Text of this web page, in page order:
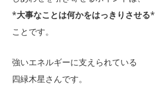
*大事なことは何かをはっきりさせる*
ことです。
強いエネルギーに支えられている
四緑木星さんです。